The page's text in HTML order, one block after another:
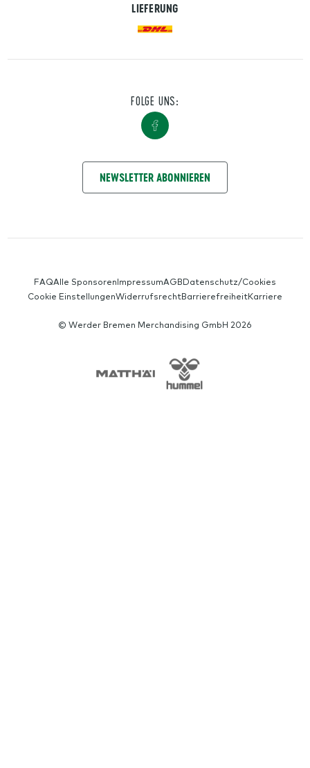
LIEFERUNG
FOLGE UNS:
NIMM KONTAKT AUFNEWSLETTER ABONNIEREN
SERVICE-NAVIGATION
FAQAlle SponsorenImpressumAGBDatenschutz/Cookies
Cookie EinstellungenWiderrufsrechtBarrierefreiheitKarriere
© Werder Bremen Merchandising GmbH 2026